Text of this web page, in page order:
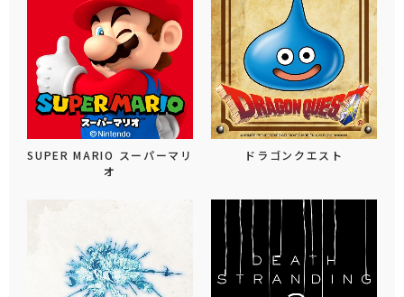
SUPER MARIO スーパーマリ
オ
ドラゴンクエスト